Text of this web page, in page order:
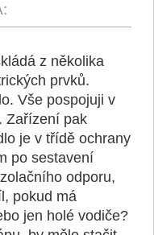
z několika
prvků.
Vše pospojuji v
Zařízení pak
je v třídě ochrany
po sestavení
odporu,
pokud má
jen holé vodiče?